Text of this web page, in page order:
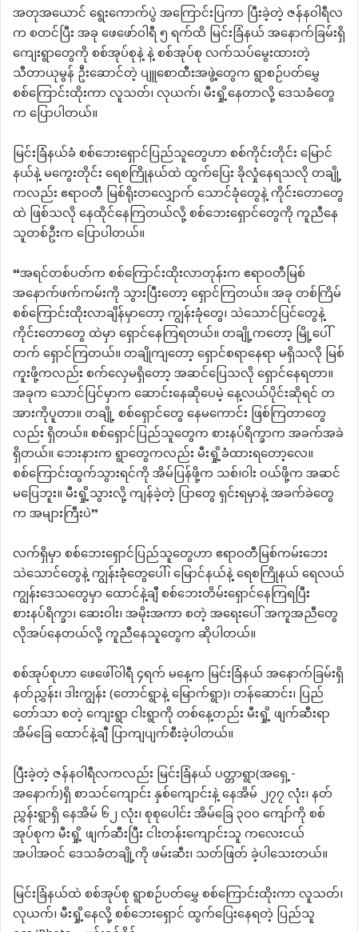
အတုအယောင် ရွေးကောက်ပွဲ အကြောင်းပြကာ ပြီးခဲ့တဲ့ ဇန်နဝါရီလ
က စတင်ပြီး အခု ဖေဖော်ဝါရီ ၅ ရက်ထိ မြင်းခြံနယ် အနောက်ခြမ်းရှိ
ကျေးရွာတွေကို စစ်အုပ်စုနဲ့ နဲ့ စစ်အုပ်စု လက်သပ်မွေးထားတဲ့
သီတာယုမွန် ဦးဆောင်တဲ့ ပျူစောထီးအဖွဲ့တွေက ရွာစဉ်ပတ်မွှေ
စစ်ကြောင်းထိုးကာ လူသတ်၊ လုယက်၊ မီးရှို့နေတာလို့ ဒေသခံတွေ
က ပြောပါတယ်။
မြင်းခြံနယ်ခံ စစ်ဘေးရှောင်ပြည်သူတွေဟာ စစ်ကိုင်းတိုင်း မြောင်
နယ်နဲ့ မကွေးတိုင်း ရေစကြိုနယ်ထဲ ထွက်ပြေး ခိုလှုံနေရသလို တချို့
ကလည်း ဧရာဝတီ မြစ်ရိုးတလျှောက် သောင်ခုံတွေနဲ့ ကိုင်းတောတွေ
ထဲ ဖြစ်သလို နေထိုင်နေကြတယ်လို့ စစ်ဘေးရှောင်တွေကို ကူညီနေ
သူတစ်ဦးက ပြောပါတယ်။
“အရင်တစ်ပတ်က စစ်ကြောင်းထိုးလာတုန်းက ဧရာဝတီမြစ်
အနောက်ဖက်ကမ်းကို သွားပြီးတော့ ရှောင်ကြတယ်။ အခု တစ်ကြိမ်
စစ်ကြောင်းထိုးလာချိန်မှာတော့ ကျွန်းခုံတွေ၊ သဲသောင်ပြင်တွေနဲ့
ကိုင်းတောတွေ ထဲမှာ ရှောင်နေကြရတယ်။ တချို့ကတော့ မြို့ပေါ်
တက် ရှောင်ကြတယ်။ တချိုကျတော့ ရှောင်စရာနေရာ မရှိသလို မြစ်
ကူးဖို့ကလည်း စက်လှေမရှိတော့ အဆင်ပြေသလို ရှောင်နေရတာ။
အခုက သောင်ပြင်မှာက ဆောင်းနေဆိုပေမဲ့ နေ့လယ်ပိုင်းဆိုရင် တ
အားကိုပူတာ။ တချို့ စစ်ရှောင်တွေ နေမကောင်း ဖြစ်ကြတာတွေ
လည်း ရှိတယ်။ စစ်ရှောင်ပြည်သူတွေက စားနပ်ရိက္ခာက အခက်အခဲ
ရှိတယ်။ ဘေးနားက ရွာတွေကလည်း မီးရှို့ခံထားရတော့လေ။
စစ်ကြောင်းထွက်သွားရင်ကို အိမ်ပြန်ဖို့က သစ်၊ဝါး ဝယ်ဖို့က အဆင်
မပြေဘူး။ မီးရှို့သွားလို့ ကျန်ခဲ့တဲ့ ပြာတွေ ရှင်းရမှာနဲ့ အခက်ခဲတွေ
က အများကြီးပဲ”
လက်ရှိမှာ စစ်ဘေးရှောင်ပြည်သူတွေဟာ ဧရာဝတီမြစ်ကမ်းဘေး
သဲသောင်တွေနဲ့ ကျွန်းခုံတွေပေါ်၊ မြောင်နယ်နဲ့ ရေစကြိုနယ် ရေလယ်
ကျွန်းဒေသတွေမှာ ထောင်နဲ့ချီ စစ်ဘေးတိမ်းရှောင်နေကြရပြီး
စားနပ်ရိက္ခာ၊ ဆေးဝါး၊ အမိုးအကာ စတဲ့ အရေးပေါ် အကူအညီတွေ
လိုအပ်နေတယ်လို့ ကူညီနေသူတွေက ဆိုပါတယ်။
စစ်အုပ်စုဟာ ဖေဖေါ်ဝါရီ ၄ရက် မနေ့က မြင်းခြံနယ် အနောက်ခြမ်းရှိ
နတ်ညွှန်း၊ ဒါးကျွန်း (တောင်ရွာနဲ့ မြောက်ရွာ)၊ တန်ဆောင်း၊ ပြည်
တော်သာ စတဲ့ ကျေးရွာ ငါးရွာကို တစ်နေ့တည်း မီးရှို့ ဖျက်ဆီးရာ
အိမ်ခြေ ထောင်နဲ့ချီ ပြာကျပျက်စီးခဲ့ပါတယ်။
ပြီးခဲ့တဲ့ ဇန်နဝါရီလကလည်း မြင်းခြံနယ် ပတ္တာရွာ(အရှေ့-
အနောက်)ရှိ စာသင်ကျောင်း နှစ်ကျောင်းနဲ့ နေအိမ် ၂၇၇ လုံး၊ နတ်
ညွှန်းရွာရှိ နေအိမ် ၆၂ လုံး၊ စုစုပေါင်း အိမ်ခြေ ၃၀၀ ကျော်ကို စစ်
အုပ်စုက မီးရှို့ ဖျက်ဆီးပြီး ငါးတန်းကျောင်းသူ ကလေးငယ်
အပါအဝင် ဒေသခံတချို့ကို ဖမ်းဆီး၊ သတ်ဖြတ် ခဲ့ပါသေးတယ်။
မြင်းခြံနယ်ထဲ စစ်အုပ်စု ရွာစဉ်ပတ်မွှေ စစ်ကြောင်းထိုးကာ လူသတ်၊
လုယက်၊ မီးရှို့နေလို့ စစ်ဘေးရှောင် ထွက်ပြေးနေရတဲ့ ပြည်သူ